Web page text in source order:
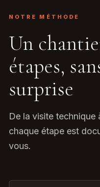
NOTRE MÉTHODE
Un
étapes,
surprise
De la visite technique
chaque étape est
vous.